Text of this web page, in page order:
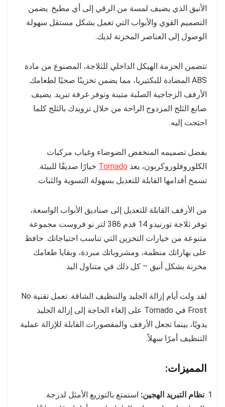
الأنيق الذي يضيف لمسة من الرقي إلى أي مطبخ. يضمن
التصميم القوي والأبواب التي تعمل بشكل مستقل سهولة
الوصول إلى العناصر المخزنة لديك.
تتضمن الحزمة الهيكل الداخلي للثلاجة، المصنوع من مادة
ABS المضادة للبكتيريا، مما يضمن تخزينًا صحيًا لطعامك.
الأرفف الزجاجية الصلبة متينة وتوفر غرفة تبريد. يضيف
صانع الثلج المزدوج الراحة من خلال تزويدك بالثلج كلما
احتجت إليه.
بفضل تصميمه المنخفض الضوضاء وغياب مركبات
الكلوروفلوروكربون، يعد Tornado خيارًا صديقًا للبيئة.
تسمح أقدامها القابلة للتعديل بسهولة التسوية والثبات.
من الأرفف القابلة للتعديل إلى صناديق الأبواب الواسعة،
توفر ثلاجة تورنيدو 14 قدم 386 لتر نو فروست مجموعة
متنوعة من خيارات التخزين التي تناسب احتياجاتك. حافظ
على بهاراتك منظمة، ومشروباتك مبردة، وبقايا طعامك
مخزنة بشكل أنيق – كل ذلك في متناول اليد.
لقد ولت أيام إزالة الجليد والتنظيف الشاقة. تعمل تقنية No
Frost في Tornado على إلغاء الحاجة إلى إزالة الجليد
يدويًا، بينما تجعل الأرفف والمقصورات القابلة للإزالة عملية
التنظيف أمرًا سهلاً.
المميزات:
نظام التبريد الهجين: استمتع بالتوزيع الأمثل لدرجة